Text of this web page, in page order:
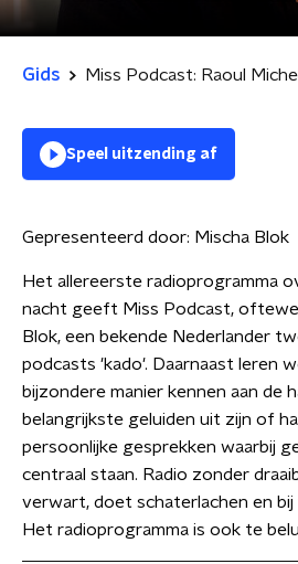
Gids Miss Podcast: Raoul Michel
Speel uitzending af
Gepresenteerd door: Mischa Blok
Het allereerste radioprogramma
nacht geeft Miss Podcast,
Blok, een bekende Nederlander
podcasts 'kado'. Daarnaast leren
bijzondere manier kennen aan de
belangrijkste geluiden uit zijn of
persoonlijke gesprekken waarbij
centraal staan. Radio zonder
verwart, doet schaterlachen en
Het radioprogramma is ook te